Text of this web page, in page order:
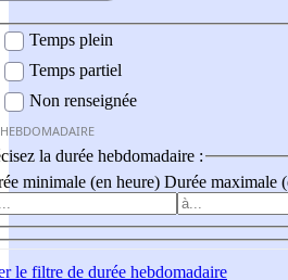
Temps plein
Temps partiel
Non renseignée
la durée hebdomadaire :
minimale (en heure) Durée maximale
le filtre de durée hebdomadaire